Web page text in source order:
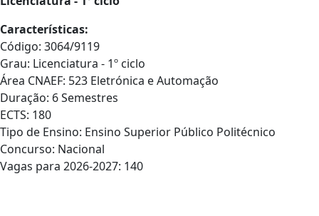
Características:
Código: 3064/9119
Grau: Licenciatura - 1º ciclo
Área CNAEF: 523 Eletrónica e Automação
Duração: 6 Semestres
ECTS: 180
Tipo de Ensino: Ensino Superior Público Politécnico
Concurso: Nacional
Vagas para 2026-2027: 140